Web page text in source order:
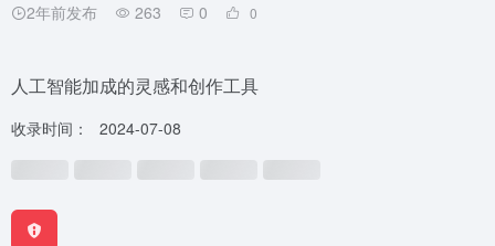
2年前发布 263 0 0
人工智能加成的灵感和创作工具
收录时间： 2024-07-08